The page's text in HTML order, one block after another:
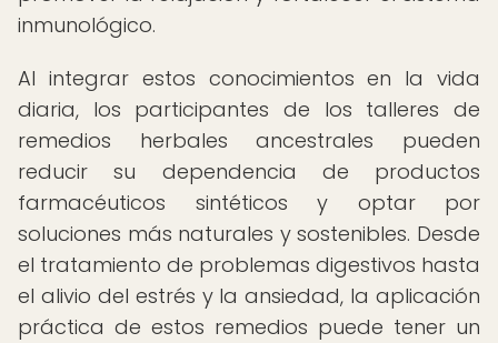
inmunológico.
Al integrar estos conocimientos en la vida
diaria, los participantes de los talleres de
remedios herbales ancestrales pueden
reducir su dependencia de productos
farmacéuticos sintéticos y optar por
soluciones más naturales y sostenibles. Desde
el tratamiento de problemas digestivos hasta
el alivio del estrés y la ansiedad, la aplicación
práctica de estos remedios puede tener un